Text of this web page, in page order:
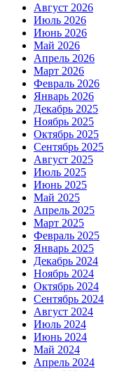
Август 2026
Июль 2026
Июнь 2026
Май 2026
Апрель 2026
Март 2026
Февраль 2026
Январь 2026
Декабрь 2025
Ноябрь 2025
Октябрь 2025
Сентябрь 2025
Август 2025
Июль 2025
Июнь 2025
Май 2025
Апрель 2025
Март 2025
Февраль 2025
Январь 2025
Декабрь 2024
Ноябрь 2024
Октябрь 2024
Сентябрь 2024
Август 2024
Июль 2024
Июнь 2024
Май 2024
Апрель 2024